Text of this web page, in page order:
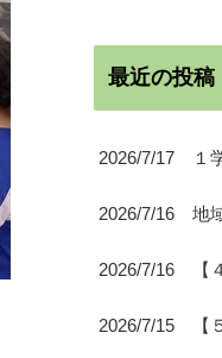
最近の投稿
2026/7/17 １
2026/7/16 地
2026/7/16 【
2026/7/15 【